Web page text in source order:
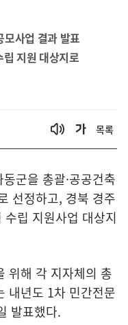
사업 결과 발표
지원 대상지로
목록
군을 총괄·공공건축
선정하고, 경북 경주
립 지원사업 대상지
위해 각 지자체의 총
내년도 1차 민간전문
발표했다.